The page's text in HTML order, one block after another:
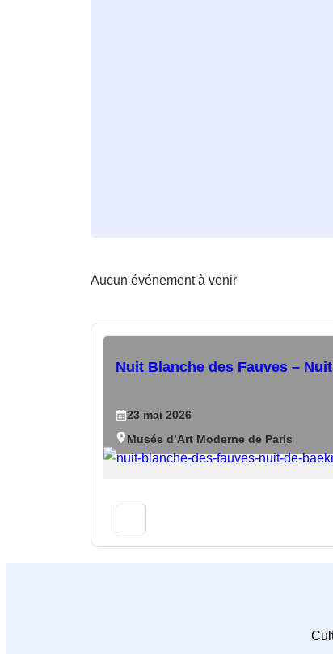
Aucun événement à venir
Nuit Blanche des Fauves –
23 mai 2026
Musée d’Art Moderne de Paris